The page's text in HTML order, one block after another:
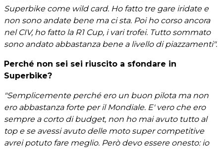
Superbike come wild card. Ho fatto tre gare iridate e
non sono andate bene ma ci sta. Poi ho corso ancora
nel CIV, ho fatto la R1 Cup, i vari trofei. Tutto sommato
sono andato abbastanza bene a livello di piazzamenti".
Perché non sei sei riuscito a sfondare in
Superbike?
"Semplicemente perché ero un buon pilota ma non
ero abbastanza forte per il Mondiale. E' vero che ero
sempre a corto di budget, non ho mai avuto tutto al
top e se avessi avuto delle moto super competitive
avrei potuto fare meglio. Però devo essere onesto: io